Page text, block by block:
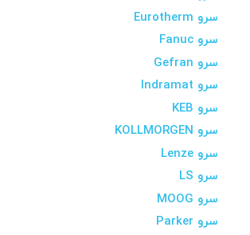
سرو Eurotherm
سرو Fanuc
سرو Gefran
سرو Indramat
سرو KEB
سرو KOLLMORGEN
سرو Lenze
سرو LS
سرو MOOG
سرو Parker